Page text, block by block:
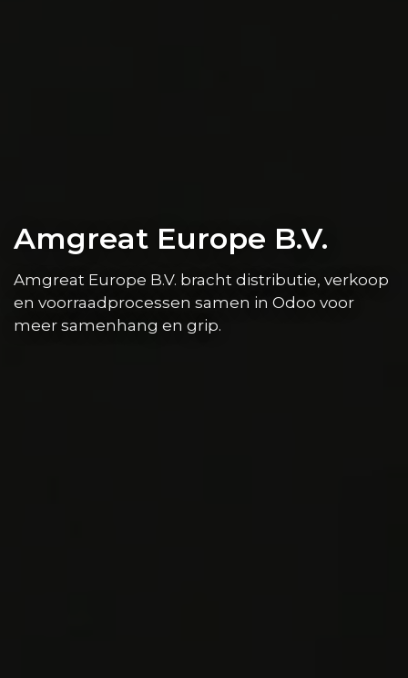
Amgreat Europe B.V.
Amgreat Europe B.V. bracht distributie, verkoop
en voorraadprocessen samen in Odoo voor
meer samenhang en grip.